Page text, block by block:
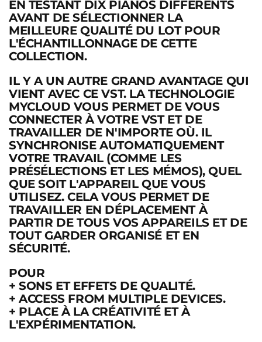
EN TESTANT DIX PIANOS DIFFÉRENTS
AVANT DE SÉLECTIONNER LA
MEILLEURE QUALITÉ DU LOT POUR
L'ÉCHANTILLONNAGE DE CETTE
COLLECTION.
IL Y A UN AUTRE GRAND AVANTAGE QUI
VIENT AVEC CE VST. LA TECHNOLOGIE
MYCLOUD VOUS PERMET DE VOUS
CONNECTER À VOTRE VST ET DE
TRAVAILLER DE N'IMPORTE OÙ. IL
SYNCHRONISE AUTOMATIQUEMENT
VOTRE TRAVAIL (COMME LES
PRÉSÉLECTIONS ET LES MÉMOS), QUEL
QUE SOIT L'APPAREIL QUE VOUS
UTILISEZ. CELA VOUS PERMET DE
TRAVAILLER EN DÉPLACEMENT À
PARTIR DE TOUS VOS APPAREILS ET DE
TOUT GARDER ORGANISÉ ET EN
SÉCURITÉ.
POUR
+ SONS ET EFFETS DE QUALITÉ.
+ ACCESS FROM MULTIPLE DEVICES.
+ PLACE À LA CRÉATIVITÉ ET À
L'EXPÉRIMENTATION.